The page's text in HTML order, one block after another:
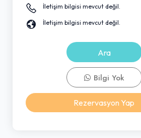
İletişim bilgisi mevcut değil.
İletişim bilgisi mevcut değil.
Ara
Bilgi Yok
Rezervasyon Yap